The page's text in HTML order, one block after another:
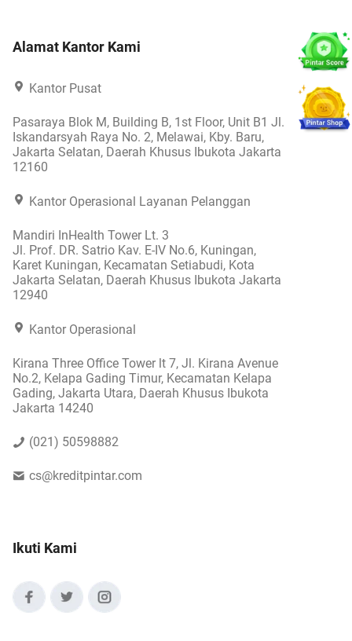
Alamat Kantor Kami
Kantor Pusat
Pasaraya Blok M, Building B, 1st Floor, Unit B1 Jl.
Iskandarsyah Raya No. 2, Melawai, Kby. Baru,
Jakarta Selatan, Daerah Khusus Ibukota Jakarta
12160
Kantor Operasional Layanan Pelanggan
Mandiri InHealth Tower Lt. 3
Jl. Prof. DR. Satrio Kav. E-IV No.6, Kuningan,
Karet Kuningan, Kecamatan Setiabudi, Kota
Jakarta Selatan, Daerah Khusus Ibukota Jakarta
12940
Kantor Operasional
Kirana Three Office Tower lt 7, Jl. Kirana Avenue
No.2, Kelapa Gading Timur, Kecamatan Kelapa
Gading, Jakarta Utara, Daerah Khusus Ibukota
Jakarta 14240
(021) 50598882
cs@kreditpintar.com
Ikuti Kami